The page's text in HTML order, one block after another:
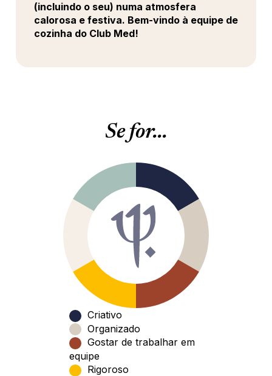
(incluindo o seu) numa atmosfera
calorosa e festiva. Bem-vindo à equipe de
cozinha do Club Med!
Se for...
Criativo
Organizado
Gostar de trabalhar em
equipe
Rigoroso